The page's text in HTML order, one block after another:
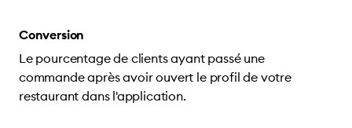
Conversion
Le pourcentage de clients ayant passé une
commande après avoir ouvert le profil de votre
restaurant dans l'application.